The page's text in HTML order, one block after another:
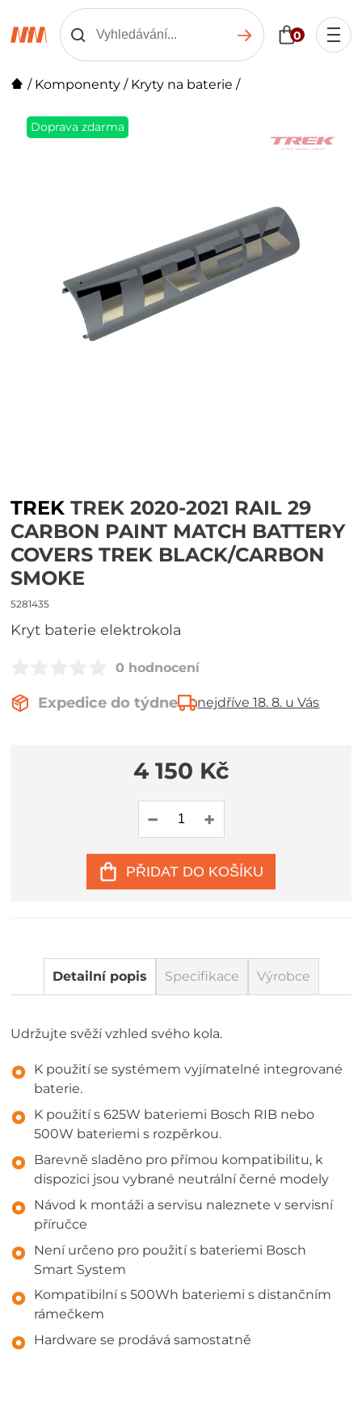
0
/ Komponenty / Kryty na baterie /
Doprava zdarma
TREK TREK 2020-2021 RAIL 29
CARBON PAINT MATCH BATTERY
COVERS TREK BLACK/CARBON
SMOKE
5281435
Kryt baterie elektrokola
0 hodnocení
Expedice do týdne nejdříve 18. 8. u Vás
4 150 Kč
PŘIDAT DO KOŠÍKU
Detailní popis Specifikace Výrobce
Udržujte svěží vzhled svého kola.
K použití se systémem vyjímatelné integrované
baterie.
K použití s 625W bateriemi Bosch RIB nebo
500W bateriemi s rozpěrkou.
Barevně sladěno pro přímou kompatibilitu, k
dispozici jsou vybrané neutrální černé modely
Návod k montáži a servisu naleznete v servisní
příručce
Není určeno pro použití s bateriemi Bosch
Smart System
Kompatibilní s 500Wh bateriemi s distančním
rámečkem
Hardware se prodává samostatně